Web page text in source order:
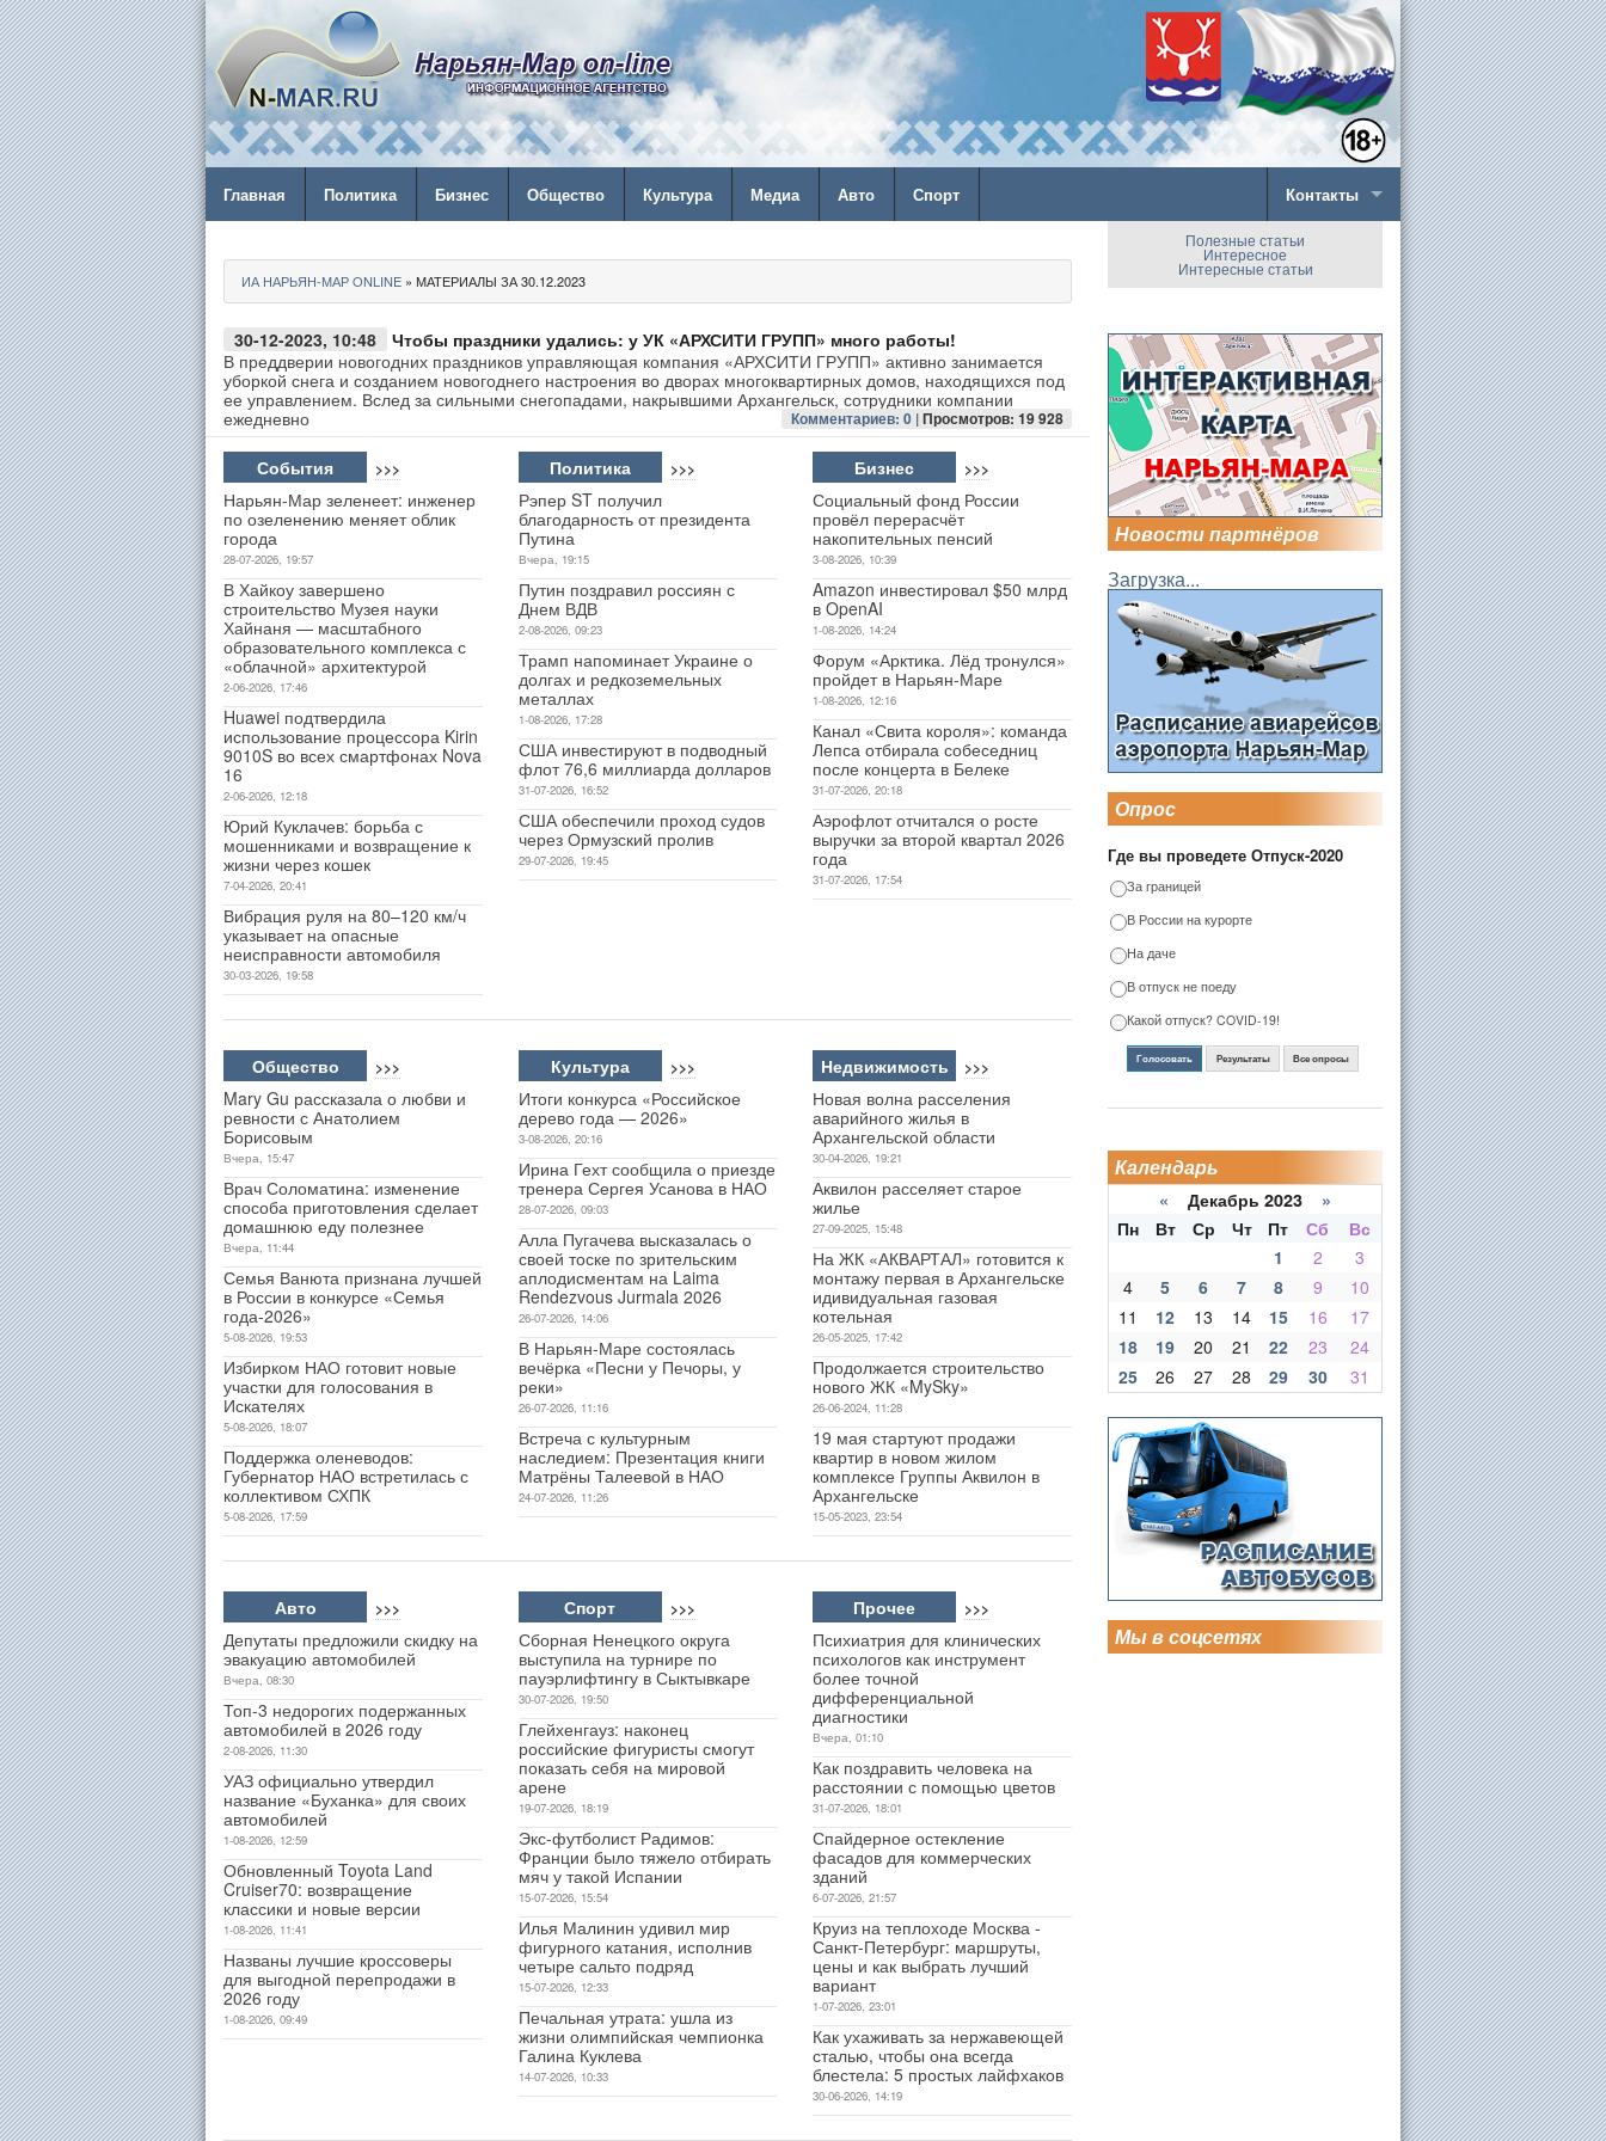
Главная Политика Бизнес Общество Культура Медиа Авто Спорт Контакты
ИА НАРЬЯН-МАР ONLINE » МАТЕРИАЛЫ ЗА 30.12.2023
30-12-2023, 10:48
Чтобы праздники удались: у УК «АРХСИТИ ГРУПП» много работы!
В преддверии новогодних праздников управляющая компания «АРХСИТИ ГРУПП» активно занимается
уборкой снега и созданием новогоднего настроения во дворах многоквартирных домов, находящихся под
ее управлением. Вслед за сильными снегопадами, накрывшими Архангельск, сотрудники компании
ежедневно
Комментариев: 0 |Просмотров: 19 928
События >>>
Нарьян-Мар зеленеет: инженер
по озеленению меняет облик
города
28-07-2026, 19:57
В Хайкоу завершено
строительство Музея науки
Хайнаня — масштабного
образовательного комплекса с
«облачной» архитектурой
2-06-2026, 17:46
Huawei подтвердила
использование процессора Kirin
9010S во всех смартфонах Nova
16
2-06-2026, 12:18
Юрий Куклачев: борьба с
мошенниками и возвращение к
жизни через кошек
7-04-2026, 20:41
Вибрация руля на 80–120 км/ч
указывает на опасные
неисправности автомобиля
30-03-2026, 19:58
Политика >>>
Рэпер ST получил
благодарность от президента
Путина
Вчера, 19:15
Путин поздравил россиян с
Днем ВДВ
2-08-2026, 09:23
Трамп напоминает Украине о
долгах и редкоземельных
металлах
1-08-2026, 17:28
США инвестируют в подводный
флот 76,6 миллиарда долларов
31-07-2026, 16:52
США обеспечили проход судов
через Ормузский пролив
29-07-2026, 19:45
Бизнес >>>
Социальный фонд России
провёл перерасчёт
накопительных пенсий
3-08-2026, 10:39
Amazon инвестировал $50 млрд
в OpenAI
1-08-2026, 14:24
Форум «Арктика. Лёд тронулся»
пройдет в Нарьян-Маре
1-08-2026, 12:16
Канал «Свита короля»: команда
Лепса отбирала собеседниц
после концерта в Белеке
31-07-2026, 20:18
Аэрофлот отчитался о росте
выручки за второй квартал 2026
года
31-07-2026, 17:54
Общество >>>
Mary Gu рассказала о любви и
ревности с Анатолием
Борисовым
Вчера, 15:47
Врач Соломатина: изменение
способа приготовления сделает
домашнюю еду полезнее
Вчера, 11:44
Семья Ванюта признана лучшей
в России в конкурсе «Семья
года-2026»
5-08-2026, 19:53
Избирком НАО готовит новые
участки для голосования в
Искателях
5-08-2026, 18:07
Поддержка оленеводов:
Губернатор НАО встретилась с
коллективом СХПК
5-08-2026, 17:59
Культура >>>
Итоги конкурса «Российское
дерево года — 2026»
3-08-2026, 20:16
Ирина Гехт сообщила о приезде
тренера Сергея Усанова в НАО
28-07-2026, 09:03
Алла Пугачева высказалась о
своей тоске по зрительским
аплодисментам на Laima
Rendezvous Jurmala 2026
26-07-2026, 14:06
В Нарьян-Маре состоялась
вечёрка «Песни у Печоры, у
реки»
26-07-2026, 11:16
Встреча с культурным
наследием: Презентация книги
Матрёны Талеевой в НАО
24-07-2026, 11:26
Недвижимость >>>
Новая волна расселения
аварийного жилья в
Архангельской области
30-04-2026, 19:21
Аквилон расселяет старое
жилье
27-09-2025, 15:48
На ЖК «АКВАРТАЛ» готовится к
монтажу первая в Архангельске
идивидуальная газовая
котельная
26-05-2025, 17:42
Продолжается строительство
нового ЖК «MySky»
26-06-2024, 11:28
19 мая стартуют продажи
квартир в новом жилом
комплексе Группы Аквилон в
Архангельске
15-05-2023, 23:54
Авто >>>
Депутаты предложили скидку на
эвакуацию автомобилей
Вчера, 08:30
Топ-3 недорогих подержанных
автомобилей в 2026 году
2-08-2026, 11:30
УАЗ официально утвердил
название «Буханка» для своих
автомобилей
1-08-2026, 12:59
Обновленный Toyota Land
Cruiser70: возвращение
классики и новые версии
1-08-2026, 11:41
Названы лучшие кроссоверы
для выгодной перепродажи в
2026 году
1-08-2026, 09:49
Спорт >>>
Сборная Ненецкого округа
выступила на турнире по
пауэрлифтингу в Сыктывкаре
30-07-2026, 19:50
Глейхенгауз: наконец
российские фигуристы смогут
показать себя на мировой
арене
19-07-2026, 18:19
Экс-футболист Радимов:
Франции было тяжело отбирать
мяч у такой Испании
15-07-2026, 15:54
Илья Малинин удивил мир
фигурного катания, исполнив
четыре сальто подряд
15-07-2026, 12:33
Печальная утрата: ушла из
жизни олимпийская чемпионка
Галина Куклева
14-07-2026, 10:33
Прочее >>>
Психиатрия для клинических
психологов как инструмент
более точной
дифференциальной
диагностики
Вчера, 01:10
Как поздравить человека на
расстоянии с помощью цветов
31-07-2026, 18:01
Спайдерное остекление
фасадов для коммерческих
зданий
6-07-2026, 21:57
Круиз на теплоходе Москва -
Санкт-Петербург: маршруты,
цены и как выбрать лучший
вариант
1-07-2026, 23:01
Как ухаживать за нержавеющей
сталью, чтобы она всегда
блестела: 5 простых лайфхаков
30-06-2026, 14:19
Полезные статьи
Интересное
Интересные статьи
Новости партнёров
Загрузка...
Опрос
Где вы проведете Отпуск-2020
За границей
В России на курорте
На даче
В отпуск не поеду
Какой отпуск? COVID-19!
Голосовать Результаты Все опросы
Календарь
« Декабрь 2023 »
Пн
Вт Ср Чт Пт Сб
Вс
1
2
3
4
5 6 7 8 9
10
11
12 13 14 15 16
17
18
19 20 21 22 23
24
25
26 27 28 29 30 31
Мы в соцсетях